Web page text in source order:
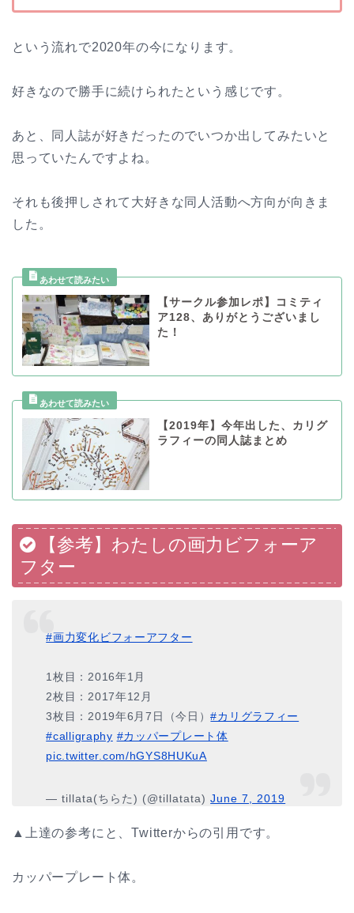
という流れで2020年の今になります。
好きなので勝手に続けられたという感じです。
あと、同人誌が好きだったのでいつか出してみたいと
思っていたんですよね。
それも後押しされて大好きな同人活動へ方向が向きま
した。
【サークル参加レポ】コミティ
ア128、ありがとうございまし
た！
【2019年】今年出した、カリグ
ラフィーの同人誌まとめ
【参考】わたしの画力ビフォーア
フター
#画力変化ビフォーアフター
1枚目：2016年1月
2枚目：2017年12月
3枚目：2019年6月7日（今日）#カリグラフィー
#calligraphy #カッパープレート体
pic.twitter.com/hGYS8HUKuA
— tillata(ちらた) (@tillatata)June 7, 2019
▲上達の参考にと、Twitterからの引用です。
カッパープレート体。